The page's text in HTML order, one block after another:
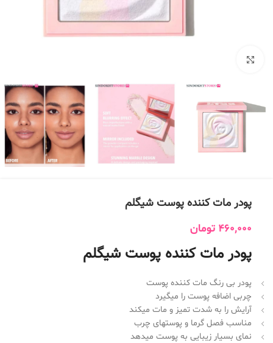
پودر مات کننده پوست شیگلم
460,000 تومان
پودر مات کننده پوست شیگلم
پودر بی رنگ مات کننده پوست
چربی اضافه پوست را میگیرد
آرایش را به شدت تمیز و مات میکند
مناسب فصل گرما و پوستهای چرب
نمای بسیار زیبایی به پوست میدهد